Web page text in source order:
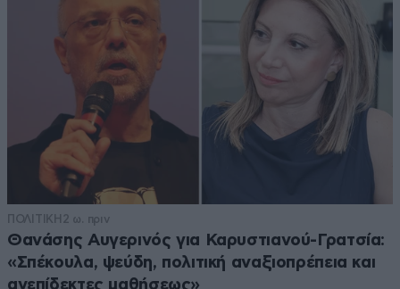
ΠΟΛΙΤΙΚΗ 2 ω. πριν
Θανάσης Αυγερινός για Καρυστιανού-Γρατσία:
«Σπέκουλα, ψεύδη, πολιτική αναξιοπρέπεια και
ανεπίδεκτες μαθήσεως»